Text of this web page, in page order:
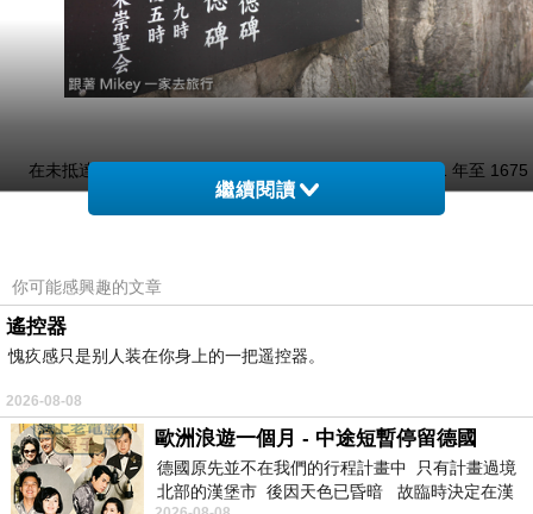
在未抵達波上宮之前， 會先看到至聖廟， 此廟建於 1671 年至 1675
間，是清朝康熙帝送給琉球尚貞王的一個禮物。 ( 資料來源 :
繼續閱讀
你可能感興趣的文章
遙控器
愧疚感只是别人装在你身上的一把遥控器。
2026-08-08
歐洲浪遊一個月 - 中途短暫停留德國
德國原先並不在我們的行程計畫中 只有計畫過境
北部的漢堡市 後因天色已昏暗 故臨時決定在漢